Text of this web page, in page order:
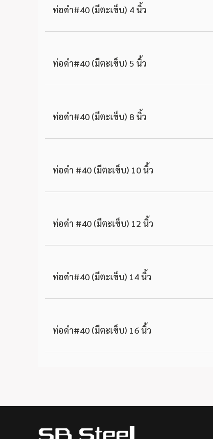
ท่อดำ#40 (มีตะเข็บ) 4 นิ้ว
ท่อดำ#40 (มีตะเข็บ) 5 นิ้ว
ท่อดำ#40 (มีตะเข็บ) 8 นิ้ว
ท่อดำ #40 (มีตะเข็บ) 10 นิ้ว
ท่อดำ #40 (มีตะเข็บ) 12 นิ้ว
ท่อดำ#40 (มีตะเข็บ) 14 นิ้ว
ท่อดำ#40 (มีตะเข็บ) 16 นิ้ว